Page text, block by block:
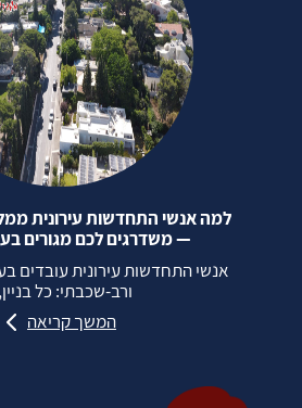
למה אנשי התחדשות עירונית
— משדרגים לכם מגורים בע״מ
אנשי התחדשות עירונית עובדים
ורב‑שכבתי: כל
המשך קריאה